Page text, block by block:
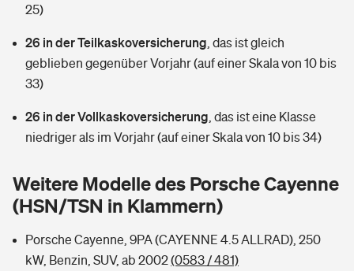
Sie haben Fragen?
Restkreditversicherung
Zur Übersicht
Wer versichert was: Jetzt Versicherer finden
Sie haben Fragen?
Handyversicherung
Musikinstrumentenversicherung
Zur Übersicht
Wer versichert was: Jetzt Versicherer finden
Sie haben Fragen?
25)
26 in der Teilkaskoversicherung das ist gleich
geblieben gegenüber Vorjahr (auf einer Skala von 10 bis
33)
26 in der Vollkaskoversicherung das ist eine Klasse
niedriger als im Vorjahr (auf einer Skala von 10 bis 34)
Weitere Modelle des Porsche Cayenne
(HSN/TSN in Klammern)
Porsche Cayenne, 9PA (CAYENNE 4.5 ALLRAD), 250
kW, Benzin, SUV, ab 2002(0583 / 481)